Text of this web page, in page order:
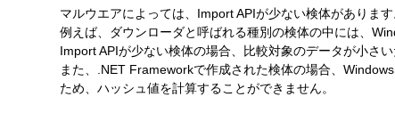
マルウエアによっては、Import APIが少ない検体があります
例えば、ダウンローダと呼ばれる種別の検体の中には、
Import APIが少ない検体の場合、比較対象のデータが小さ
また、.NET Frameworkで作成された検体の場合、
ため、ハッシュ値を計算することができません。